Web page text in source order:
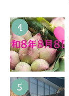
4
5